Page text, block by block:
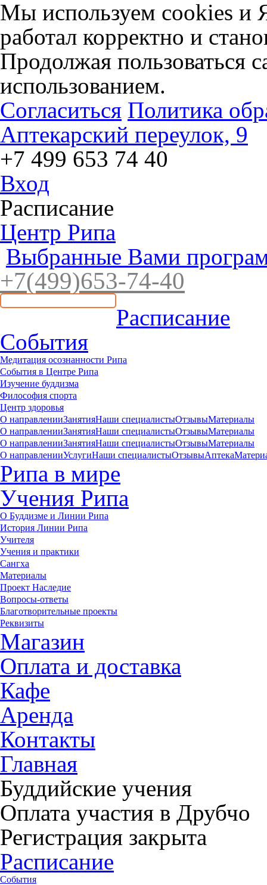
Мы используем cookies и
работал корректно и
Продолжая пользоваться
использованием.
Согласиться Политика
Аптекарский переулок, 9
+7 499 653 74 40
Вход
Расписание
Центр Рипа
Выбранные Вами
+7(499)653-74-40
Расписание
События
Медитация осознанности Рипа
События в Центре Рипа
Изучение буддизма
Философия спорта
Центр здоровья
О направленииЗанятияНаши специалистыОтзывыМатериалы
О направленииЗанятияНаши специалистыОтзывыМатериалы
О направленииЗанятияНаши специалистыОтзывыМатериалы
О направленииУслугиНаши специалистыОтзывыАптека
Рипа в мире
Учения Рипа
О Буддизме и Линии Рипа
История Линии Рипа
Учителя
Учения и практики
Сангха
Материалы
Проект Наследие
Вопросы-ответы
Благотворительные проекты
Реквизиты
Магазин
Оплата и доставка
Кафе
Аренда
Контакты
Главная
Буддийские учения
Оплата участия в Друбчо
Регистрация закрыта
Расписание
События